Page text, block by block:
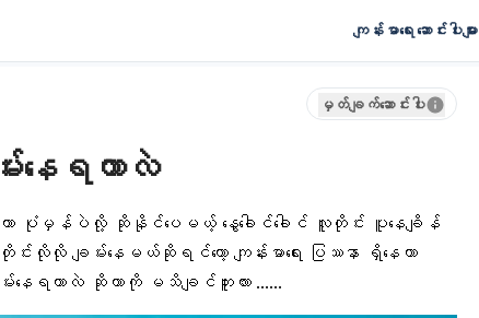
ကျန်းမာရေး ဆောင်းပါးများ
မှတ်ချက်ဆောင်းပါး
နေရတာလဲ
းတာ ပုံမှန်ပဲလို့ ဆိုနိုင်ပေမယ့် နွေခေါင်ခေါင် လူတိုင်း ပူနေချိန်
င်းလိုလို ချမ်းနေမယ်ဆိုရင်တော့ ကျန်းမာရေး ပြဿနာ ရှိနေတာ
ေရတာလဲ ဆိုတာကို မသိချင်ဘူးလား ……